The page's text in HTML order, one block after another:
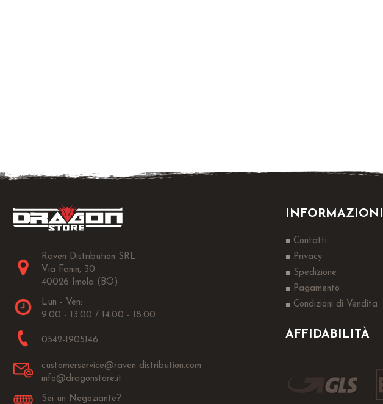
Raven Distribution SRL
Via Fanin, 30
40026 Imola (BO)
Lun - Ven:
9.00 - 13.00 / 14.00 - 18.00
0542-1905146
customerservice@raven-distribution.com
info@dragonstore.it
Sei un Negoziante?
INFORMAZIONI
Contatti
Privacy
Spedizione
Pagamento
Condizioni di Vendita
AFFIDABILITÀ